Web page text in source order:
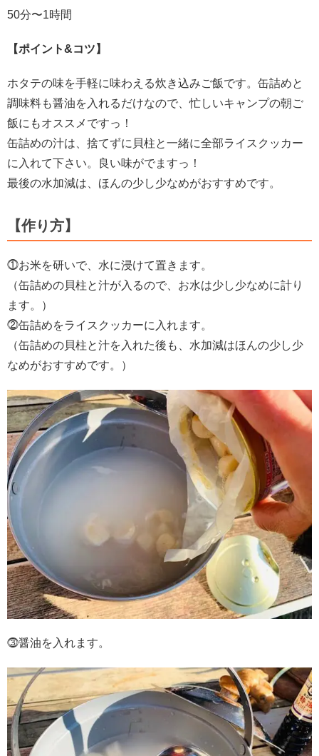
50分〜1時間
【ポイント&コツ】
ホタテの味を手軽に味わえる炊き込みご飯です。缶詰めと
調味料も醤油を入れるだけなので、忙しいキャンプの朝ご
飯にもオススメですっ！
缶詰めの汁は、捨てずに貝柱と一緒に全部ライスクッカー
に入れて下さい。良い味がでますっ！
最後の水加減は、ほんの少し少なめがおすすめです。
【作り方】
⓵お米を研いで、水に浸けて置きます。
（缶詰めの貝柱と汁が入るので、お水は少し少なめに計り
ます。）
⓶缶詰めをライスクッカーに入れます。
（缶詰めの貝柱と汁を入れた後も、水加減はほんの少し少
なめがおすすめです。）
⓷醤油を入れます。